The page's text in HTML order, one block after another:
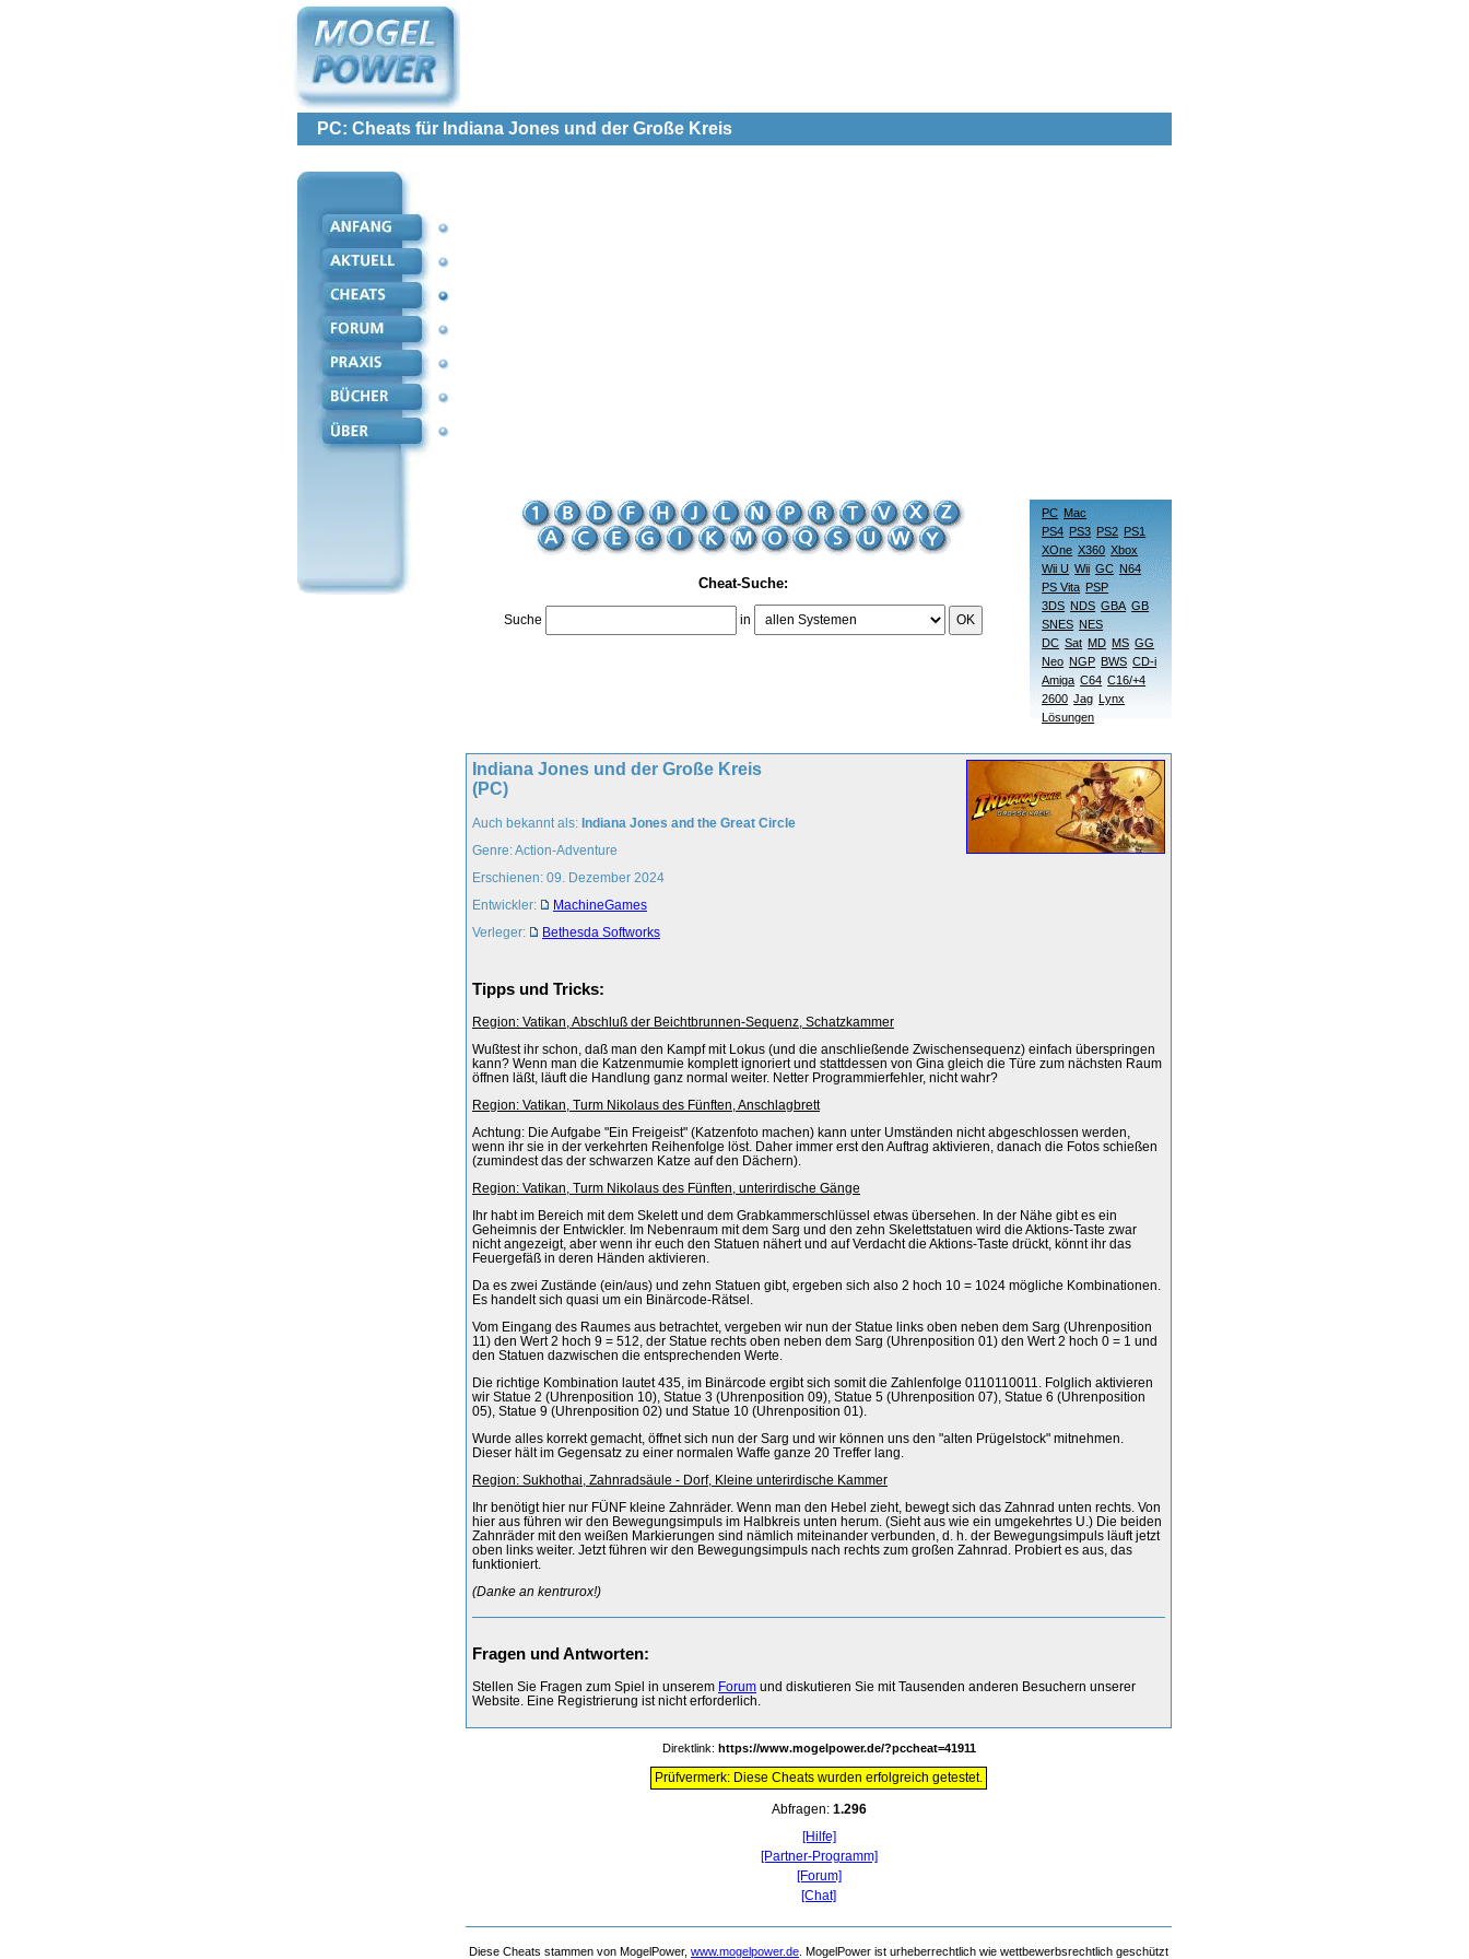
PC: Cheats für Indiana Jones und der Große Kreis
Cheat-Suche:
Suche in OK
PC Mac
PS4 PS3 PS2 PS1
XOne X360 Xbox
Wii U Wii GC N64
PS Vita PSP
3DS NDS GBA GB
SNES NES
DC Sat MD MS GG
Neo NGP BWS CD-i
Amiga C64 C16/+4
2600 Jag Lynx
Lösungen
Indiana Jones und der Große Kreis
(PC)
Auch bekannt als: Indiana Jones and the Great Circle
Genre: Action-Adventure
Erschienen: 09. Dezember 2024
Entwickler:
MachineGames
Verleger:
Bethesda Softworks
Tipps und Tricks:
Region: Vatikan, Abschluß der Beichtbrunnen-Sequenz, Schatzkammer
Wußtest ihr schon, daß man den Kampf mit Lokus (und die anschließende Zwischensequenz) einfach überspringen
kann? Wenn man die Katzenmumie komplett ignoriert und stattdessen von Gina gleich die Türe zum nächsten Raum
öffnen läßt, läuft die Handlung ganz normal weiter. Netter Programmierfehler, nicht wahr?
Region: Vatikan, Turm Nikolaus des Fünften, Anschlagbrett
Achtung: Die Aufgabe "Ein Freigeist" (Katzenfoto machen) kann unter Umständen nicht abgeschlossen werden,
wenn ihr sie in der verkehrten Reihenfolge löst. Daher immer erst den Auftrag aktivieren, danach die Fotos schießen
(zumindest das der schwarzen Katze auf den Dächern).
Region: Vatikan, Turm Nikolaus des Fünften, unterirdische Gänge
Ihr habt im Bereich mit dem Skelett und dem Grabkammerschlüssel etwas übersehen. In der Nähe gibt es ein
Geheimnis der Entwickler. Im Nebenraum mit dem Sarg und den zehn Skelettstatuen wird die Aktions-Taste zwar
nicht angezeigt, aber wenn ihr euch den Statuen nähert und auf Verdacht die Aktions-Taste drückt, könnt ihr das
Feuergefäß in deren Händen aktivieren.
Da es zwei Zustände (ein/aus) und zehn Statuen gibt, ergeben sich also 2 hoch 10 = 1024 mögliche Kombinationen.
Es handelt sich quasi um ein Binärcode-Rätsel.
Vom Eingang des Raumes aus betrachtet, vergeben wir nun der Statue links oben neben dem Sarg (Uhrenposition
11) den Wert 2 hoch 9 = 512, der Statue rechts oben neben dem Sarg (Uhrenposition 01) den Wert 2 hoch 0 = 1 und
den Statuen dazwischen die entsprechenden Werte.
Die richtige Kombination lautet 435, im Binärcode ergibt sich somit die Zahlenfolge 0110110011. Folglich aktivieren
wir Statue 2 (Uhrenposition 10), Statue 3 (Uhrenposition 09), Statue 5 (Uhrenposition 07), Statue 6 (Uhrenposition
05), Statue 9 (Uhrenposition 02) und Statue 10 (Uhrenposition 01).
Wurde alles korrekt gemacht, öffnet sich nun der Sarg und wir können uns den "alten Prügelstock" mitnehmen.
Dieser hält im Gegensatz zu einer normalen Waffe ganze 20 Treffer lang.
Region: Sukhothai, Zahnradsäule - Dorf, Kleine unterirdische Kammer
Ihr benötigt hier nur FÜNF kleine Zahnräder. Wenn man den Hebel zieht, bewegt sich das Zahnrad unten rechts. Von
hier aus führen wir den Bewegungsimpuls im Halbkreis unten herum. (Sieht aus wie ein umgekehrtes U.) Die beiden
Zahnräder mit den weißen Markierungen sind nämlich miteinander verbunden, d. h. der Bewegungsimpuls läuft jetzt
oben links weiter. Jetzt führen wir den Bewegungsimpuls nach rechts zum großen Zahnrad. Probiert es aus, das
funktioniert.
(Danke an kentrurox!)
Fragen und Antworten:
Stellen Sie Fragen zum Spiel in unserem Forum und diskutieren Sie mit Tausenden anderen Besuchern unserer
Website. Eine Registrierung ist nicht erforderlich.
Direktlink: https://www.mogelpower.de/?pccheat=41911
Prüfvermerk: Diese Cheats wurden erfolgreich getestet.
Abfragen: 1.296
[Hilfe]
[Partner-Programm]
[Forum]
[Chat]
Diese Cheats stammen von MogelPower, www.mogelpower.de . MogelPower ist urheberrechtlich wie wettbewerbsrechtlich geschützt